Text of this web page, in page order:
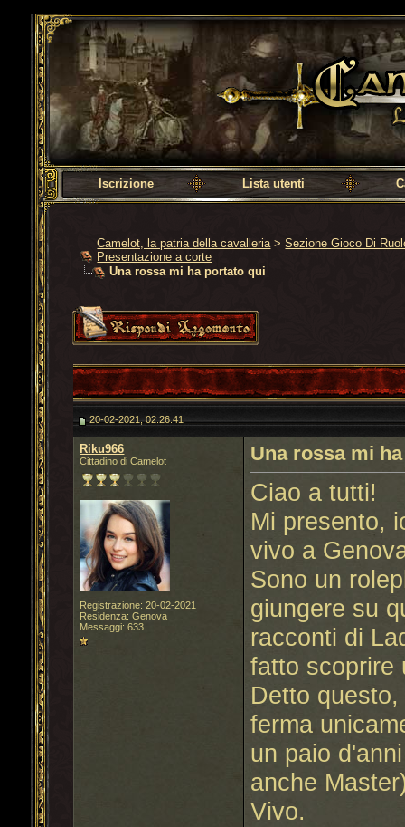
Camelot, la patria della cavalleria
Iscrizione Lista utenti
Camelot, la patria della cavalleria >Sezione Gioco Di
Presentazione a corte
Una rossa mi ha portato qui
20-02-2021, 02.26.41
Riku966
Cittadino di Camelot
Registrazione: 20-02-2021
Residenza: Genova
Messaggi: 633
Una rossa mi
Ciao a tutti!
Mi presento,
vivo a
Sono un
giungere su
racconti di
fatto scoprire
Detto
ferma
un paio
anche
Vivo.